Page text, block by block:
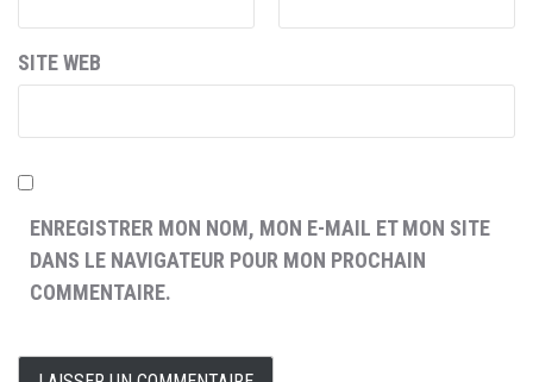
SITE WEB
ENREGISTRER MON NOM, MON E-MAIL ET MON SITE
DANS LE NAVIGATEUR POUR MON PROCHAIN
COMMENTAIRE.